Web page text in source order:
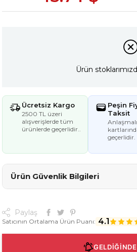
Ürün
Ücretsiz Kargo
2500 TL üzeri
alışverişlerde tüm
ürünlerde geçerlidir..
Peşin
Taksit
geçerlidir.
Ürün Güvenlik Bilgileri
Paylaş
Satıcının Ortalama Ürün Puanı: 4.1